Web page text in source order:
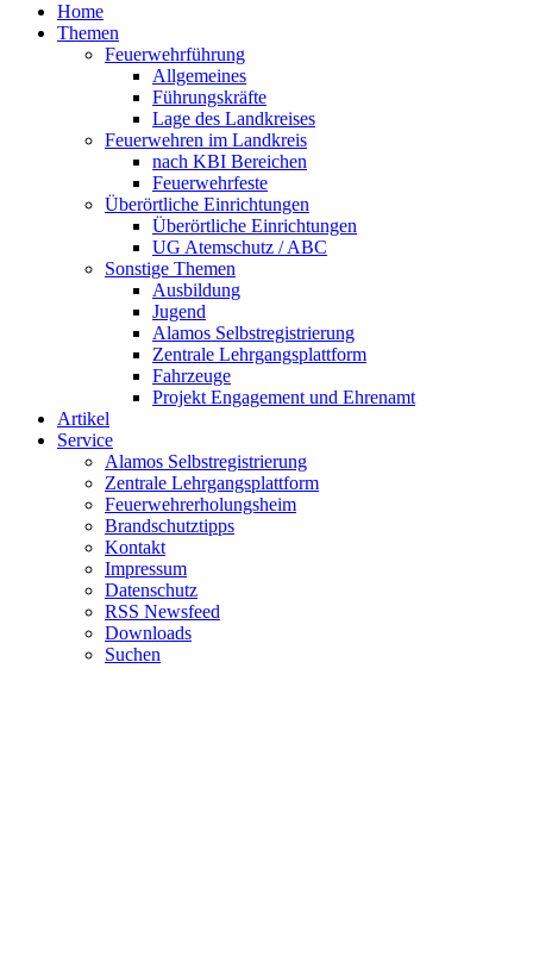
Home
Themen
Feuerwehrführung
Allgemeines
Führungskräfte
Lage des Landkreises
Feuerwehren im Landkreis
nach KBI Bereichen
Feuerwehrfeste
Überörtliche Einrichtungen
Überörtliche Einrichtungen
UG Atemschutz / ABC
Sonstige Themen
Ausbildung
Jugend
Alamos Selbstregistrierung
Zentrale Lehrgangsplattform
Fahrzeuge
Projekt Engagement und Ehrenamt
Artikel
Service
Alamos Selbstregistrierung
Zentrale Lehrgangsplattform
Feuerwehrerholungsheim
Brandschutztipps
Kontakt
Impressum
Datenschutz
RSS Newsfeed
Downloads
Suchen